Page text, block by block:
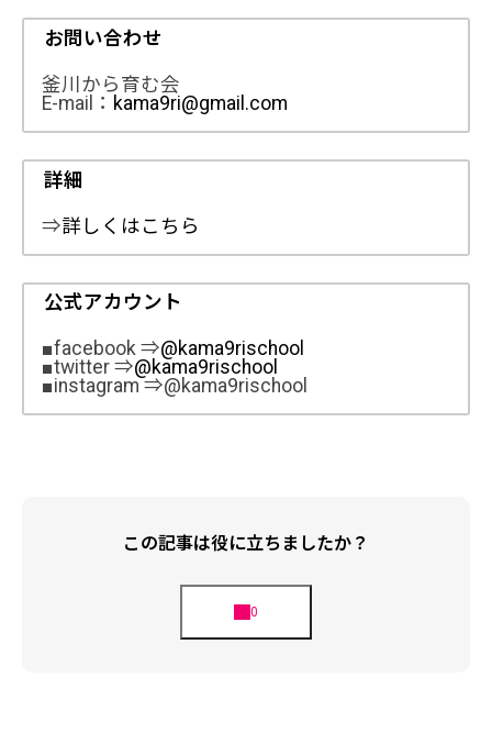
お問い合わせ
釜川から育む会
E-mail： kama9ri@gmail.com
詳細
⇒詳しくはこちら
公式アカウント
■facebook ⇒@kama9rischool
■twitter ⇒@kama9rischool
■instagram ⇒@kama9rischool
この記事は役に立ちましたか？